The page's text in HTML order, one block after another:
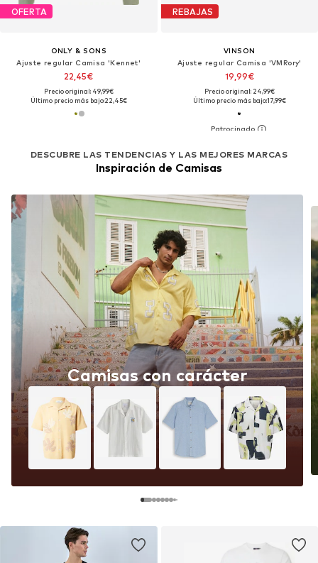
OFERTA
ONLY & SONS
Ajuste regular Camisa 'Kennet'
22,45€
Precio original: 49,99€
Último precio más bajo:22,45€
REBAJAS
VINSON
Ajuste regular Camisa 'VMRory'
19,99€
Precio original: 24,99€
Último precio más bajo:17,99€
DESCUBRE LAS TENDENCIAS Y LAS MEJORES MARCAS
Inspiración de Camisas
Camisas con carácter